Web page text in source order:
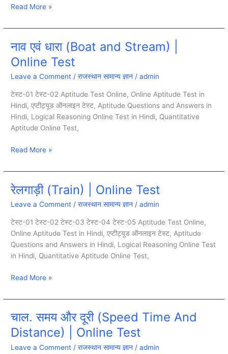
Read More »
नाव एवं धारा (Boat and Stream) |
Online Test
Leave a Comment /राजस्थान सामान्य ज्ञान /admin
टेस्ट-01 टेस्ट-02 Aptitude Test Online, Online Aptitude Test in
Hindi, एप्टीट्यूड ऑनलाइन टेस्ट, Aptitude Questions and Answers in
Hindi, Logical Reasoning Online Test in Hindi, Quantitative
Aptitude Online Test,
नाव
एवं
धारा
(Boat
and
Online
Test
Read More »
रेलगाड़ी (Train) | Online Test
Leave a Comment /राजस्थान सामान्य ज्ञान /admin
टेस्ट-01 टेस्ट-02 टेस्ट-03 टेस्ट-04 टेस्ट-05 Aptitude Test Online,
Online Aptitude Test in Hindi, एप्टीट्यूड ऑनलाइन टेस्ट, Aptitude
Questions and Answers in Hindi, Logical Reasoning Online Test
in Hindi, Quantitative Aptitude Online Test,
रेलगाड़ी
|
Online
Test
Read More »
चाल. समय और दूरी (Speed Time And
Distance) | Online Test
Leave a Comment /राजस्थान सामान्य ज्ञान /admin
चाल.
समय
और
दूरी